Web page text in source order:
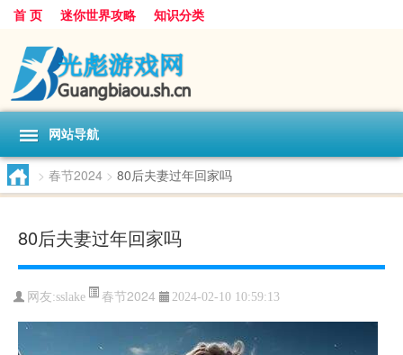
首 页 迷你世界攻略 知识分类
网站导航
> 春节2024 > 80后夫妻过年回家吗
80后夫妻过年回家吗
网友:sslake 春节2024 2024-02-10 10:59:13